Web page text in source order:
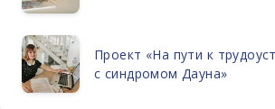
Проект «На пути к
с синдромом Дауна»